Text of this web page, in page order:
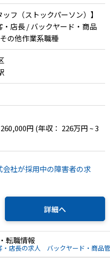
ッフ（ストックパーソン）】
店長 / バックヤード・商品
の他作業系職種
駅
円 (年収： 226万円 ~ 3
社が採用中の障害者の求
詳細へ
転職情報
店長の求人 バックヤード・商品